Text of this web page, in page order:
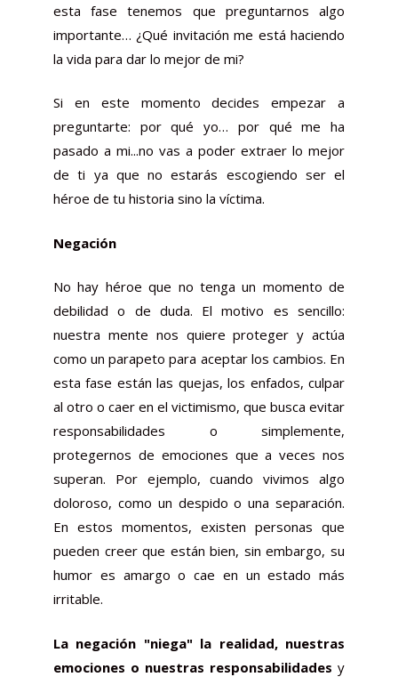
esta fase tenemos que preguntarnos algo
importante… ¿Qué invitación me está haciendo
la vida para dar lo mejor de mi?
Si en este momento decides empezar a
preguntarte: por qué yo… por qué me ha
pasado a mi...no vas a poder extraer lo mejor
de ti ya que no estarás escogiendo ser el
héroe de tu historia sino la víctima.
Negación
No hay héroe que no tenga un momento de
debilidad o de duda. El motivo es sencillo:
nuestra mente nos quiere proteger y actúa
como un parapeto para aceptar los cambios. En
esta fase están las quejas, los enfados, culpar
al otro o caer en el victimismo, que busca evitar
responsabilidades o simplemente,
protegernos de emociones que a veces nos
superan. Por ejemplo, cuando vivimos algo
doloroso, como un despido o una separación.
En estos momentos, existen personas que
pueden creer que están bien, sin embargo, su
humor es amargo o cae en un estado más
irritable.
La negación "niega" la realidad, nuestras
emociones o nuestras responsabilidades y